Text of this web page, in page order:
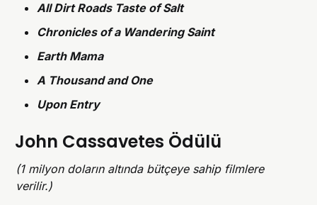
All Dirt Roads Taste of Salt
Chronicles of a Wandering Saint
Earth Mama
A Thousand and One
Upon Entry
John Cassavetes Ödülü
(1 milyon doların altında bütçeye sahip filmlere
verilir.)